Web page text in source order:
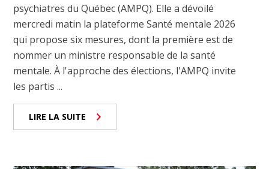
psychiatres du Québec (AMPQ). Elle a dévoilé
mercredi matin la plateforme Santé mentale 2026
qui propose six mesures, dont la première est de
nommer un ministre responsable de la santé
mentale. À l'approche des élections, l'AMPQ invite
les partis ...
LIRE LA SUITE